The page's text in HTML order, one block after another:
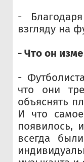
-
взгляду на
- Что он
-
что они
объяснять
И что
появилось,
всегда